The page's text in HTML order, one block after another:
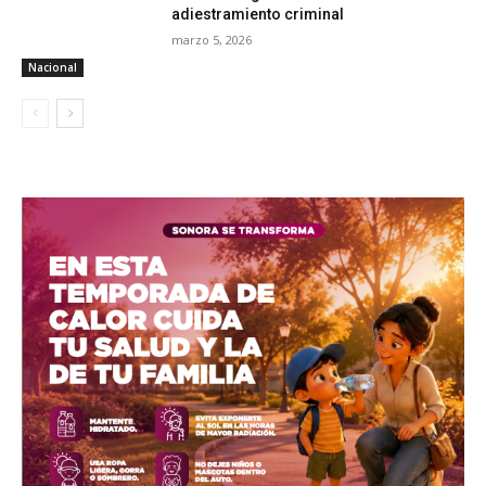
Nacional
adiestramiento criminal
marzo 5, 2026